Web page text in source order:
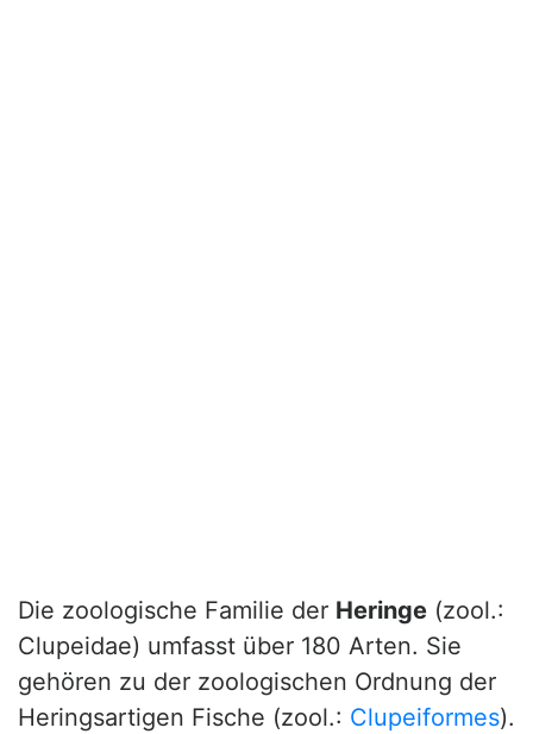
Die zoologische Familie der Heringe (zool.:
Clupeidae) umfasst über 180 Arten. Sie
gehören zu der zoologischen Ordnung der
Heringsartigen Fische (zool.: Clupeiformes).